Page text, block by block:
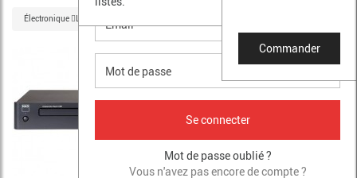
Mot de passe oublié ?
Vous n'avez pas encore de compte ?
Commander
Électronique Lecteurs (CD-DVD-BD-RESEAU)